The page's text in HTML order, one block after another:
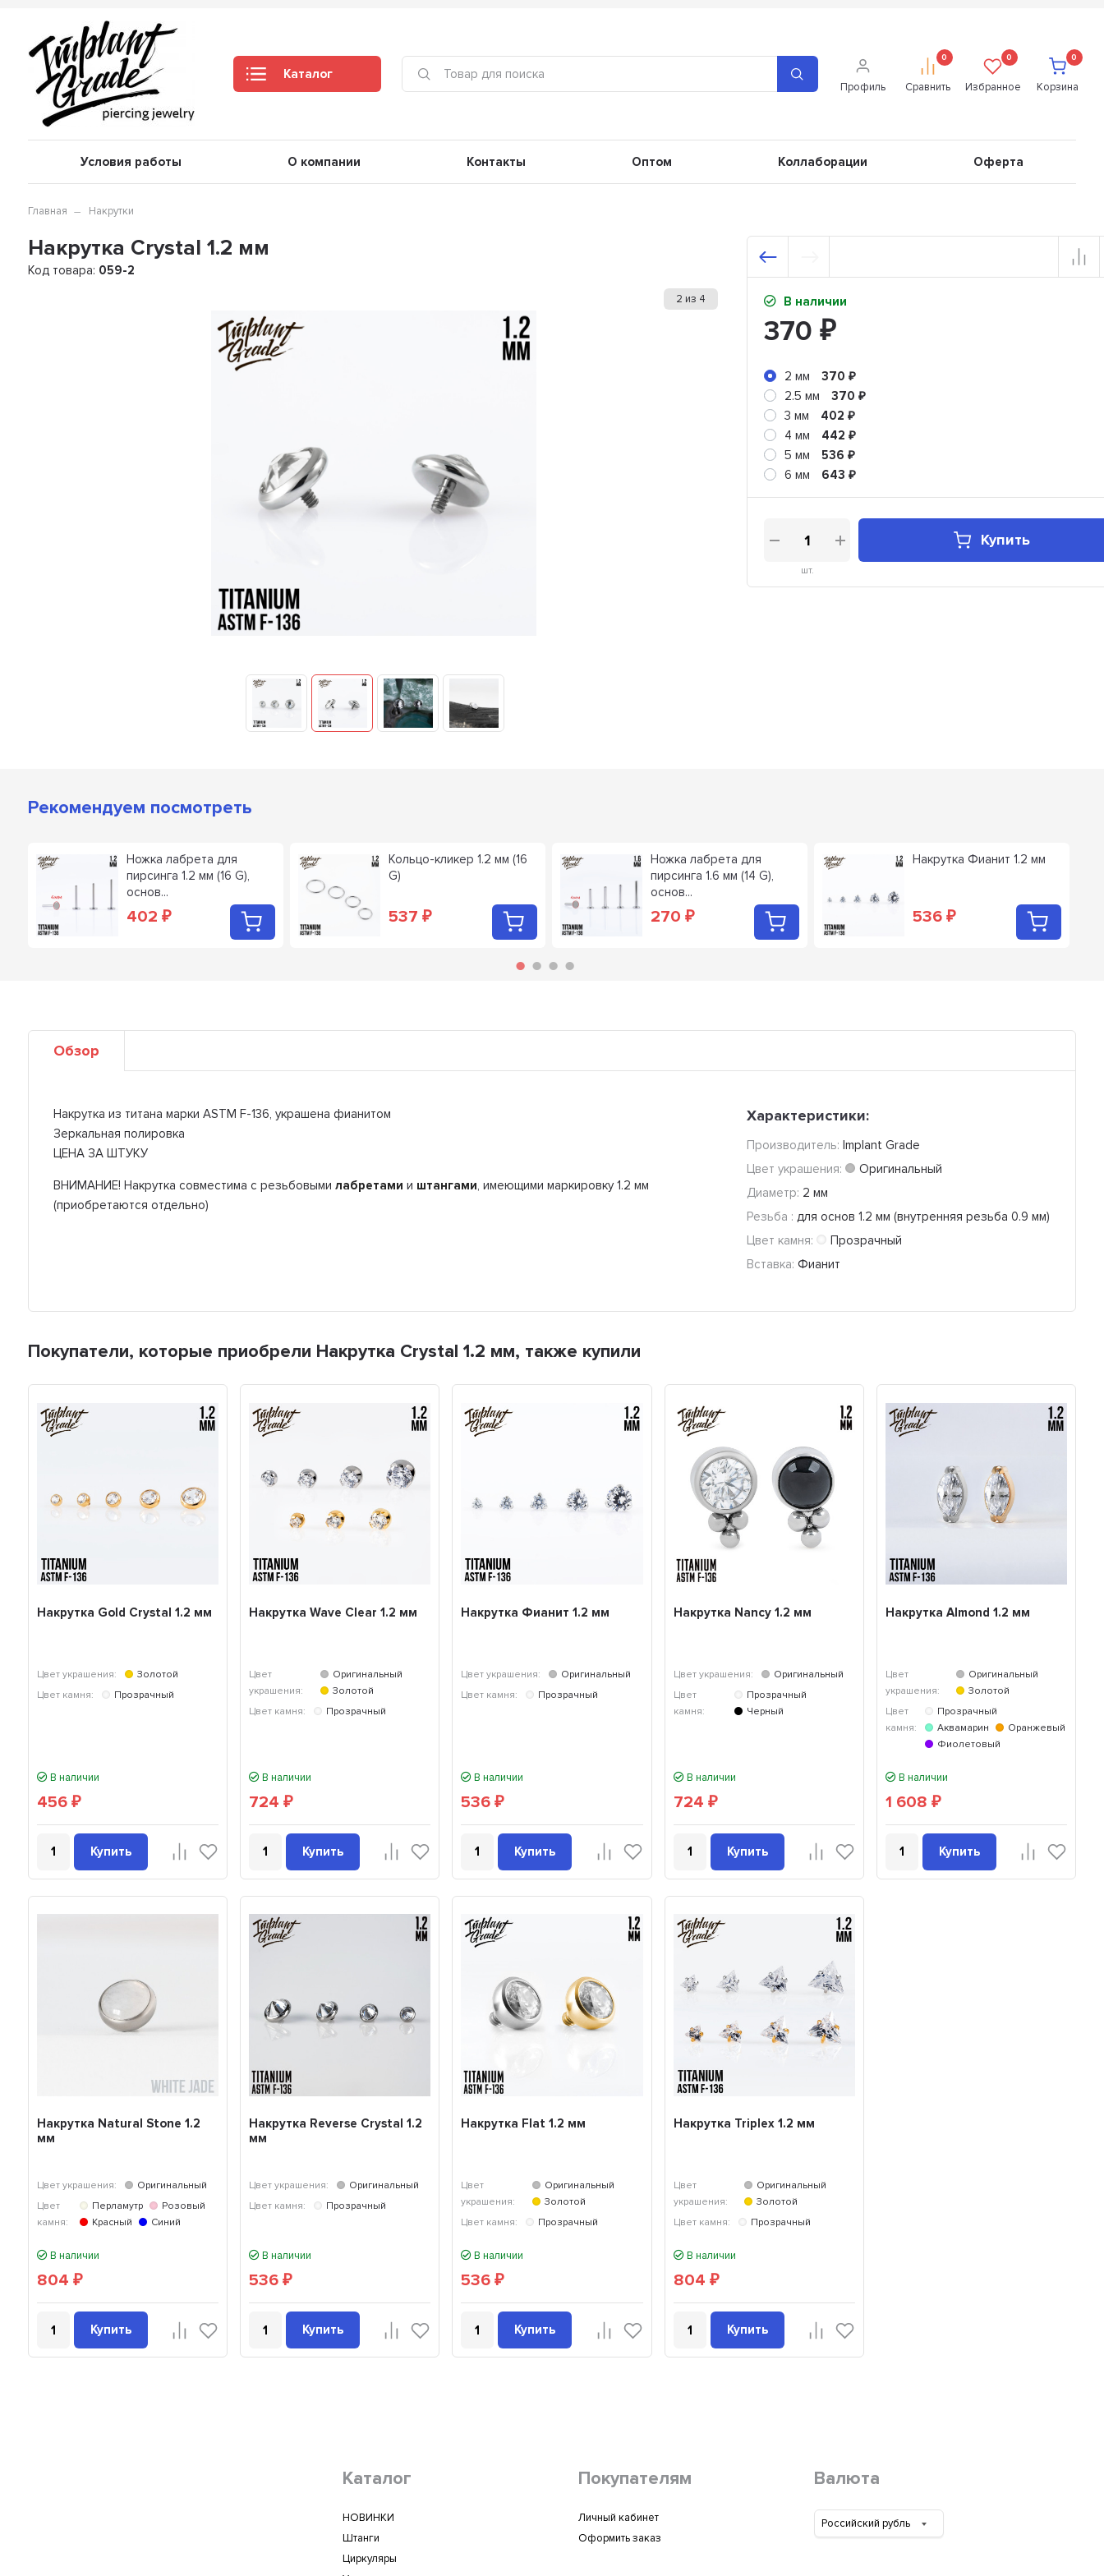
Каталог
Профиль
0
Сравнить
0
Избранное
0
Корзина
Условия работы О компании Контакты Оптом Коллаборации Оферта
Главная Накрутки
Накрутка Crystal 1.2 мм
Код товара: 059-2
2 из 4 В наличии
370₽
2 мм 370₽
2.5 мм 370₽
3 мм 402₽
4 мм 442₽
5 мм 536₽
6 мм 643₽
шт.
Купить
Рекомендуем посмотреть
Ножка лабрета для
пирсинга 1.2 мм (16 G),
основ...
402₽
Кольцо-кликер 1.2 мм (16
G)
537₽
Ножка лабрета для
пирсинга 1.6 мм (14 G),
основ...
270₽
Накрутка Фианит 1.2 мм
536₽
Обзор
Накрутка из титана марки ASTM F-136, украшена фианитом
Зеркальная полировка
ЦЕНА ЗА ШТУКУ
ВНИМАНИЕ! Накрутка совместима с резьбовыми лабретами и штангами, имеющими маркировку 1.2 мм
(приобретаются отдельно)
Характеристики:
Производитель: Implant Grade
Цвет украшения:
Оригинальный
Диаметр: 2 мм
Резьба : для основ 1.2 мм (внутренняя резьба 0.9 мм)
Цвет камня:
Прозрачный
Вставка: Фианит
Покупатели, которые приобрели Накрутка Crystal 1.2 мм, также купили
Накрутка Gold Crystal 1.2 мм
Цвет украшения:
Золотой
Цвет камня:
Прозрачный
В наличии
456₽
Купить
Накрутка Wave Clear 1.2 мм
Цвет
украшения:
Оригинальный
Золотой
Цвет камня:
Прозрачный
В наличии
724₽
Купить
Накрутка Фианит 1.2 мм
Цвет украшения:
Оригинальный
Цвет камня:
Прозрачный
В наличии
536₽
Купить
Накрутка Nancy 1.2 мм
Цвет украшения:
Оригинальный
Цвет
камня:
Прозрачный
Черный
В наличии
724 ₽
Купить
Накрутка Almond 1.2 мм
Цвет
украшения:
Оригинальный
Золотой
Цвет
камня:
Прозрачный
Аквамарин
Оранжевый
Фиолетовый
В наличии
1 608 ₽
Купить
Накрутка Natural Stone 1.2
мм
Цвет украшения:
Оригинальный
Цвет
камня:
Перламутр
Розовый
Красный
Синий
В наличии
804₽
Купить
Накрутка Reverse Crystal 1.2
мм
Цвет украшения:
Оригинальный
Цвет камня:
Прозрачный
В наличии
536₽
Купить
Накрутка Flat 1.2 мм
Цвет
украшения:
Оригинальный
Золотой
Цвет камня:
Прозрачный
В наличии
536₽
Купить
Накрутка Triplex 1.2 мм
Цвет
украшения:
Оригинальный
Золотой
Цвет камня:
Прозрачный
В наличии
804 ₽
Купить
Каталог
НОВИНКИ
Штанги
Циркуляры
Покупателям
Личный кабинет
Оформить заказ
Валюта